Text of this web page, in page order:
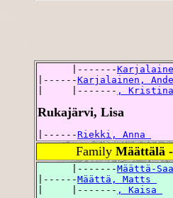
      |-------
|------Karjalainen,
|     |------- ,
Rukajärvi, Lisa
|------Riekki, Anna
Family Määttälä
      |-------
Määttä-
|------Määttä, Matts
|     |------- , Kaisa